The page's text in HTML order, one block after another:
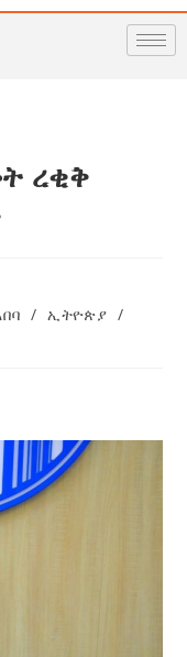
ረቂቅ
/ ኢትዮጵያ /